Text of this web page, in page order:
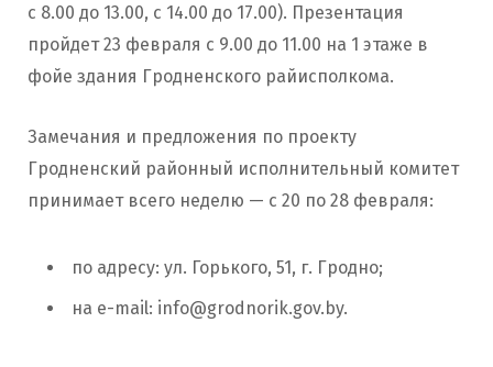
с 8.00 до 13.00, с 14.00 до 17.00). Презентация
пройдет 23 февраля с 9.00 до 11.00 на 1 этаже в
фойе здания Гродненского райисполкома.
Замечания и предложения по проекту
Гродненский районный исполнительный комитет
принимает всего неделю — с 20 по 28 февраля:
по адресу: ул. Горького, 51, г. Гродно;
на e-mail: info@grodnorik.gov.by.